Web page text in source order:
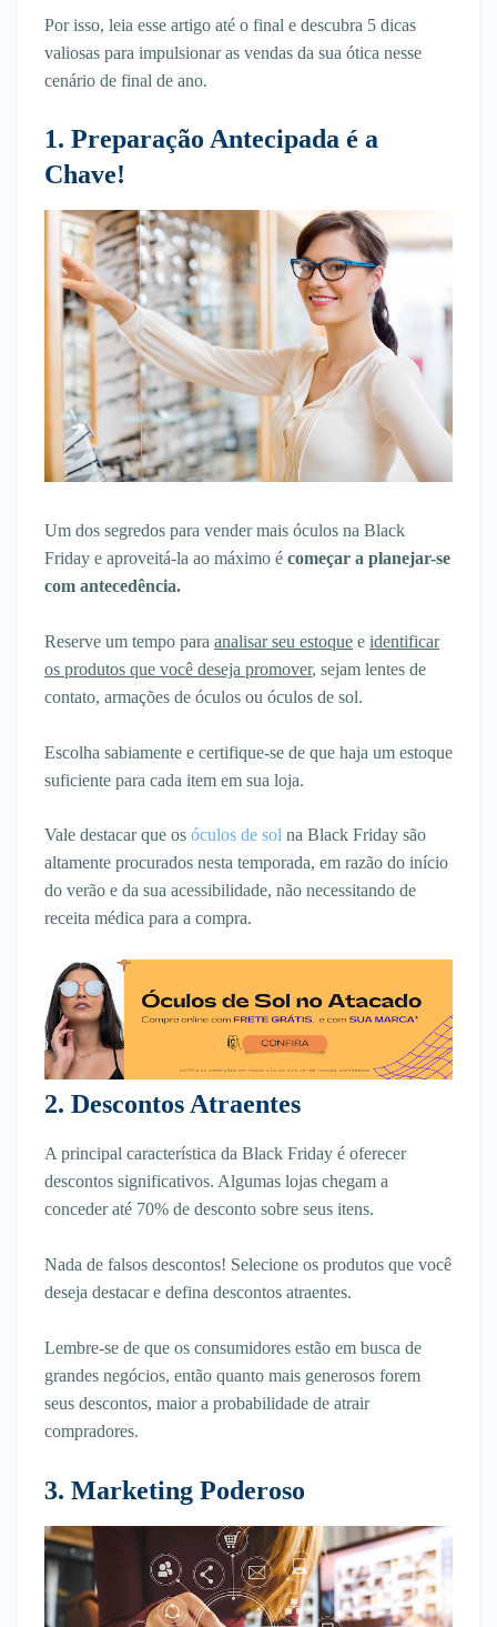
Por isso, leia esse artigo até o final e descubra 5 dicas
valiosas para impulsionar as vendas da sua ótica nesse
cenário de final de ano.
1. Preparação Antecipada é a
Chave!
Um dos segredos para vender mais óculos na Black
Friday e aproveitá-la ao máximo é começar a planejar-se
com antecedência.
Reserve um tempo para analisar seu estoque e identificar
os produtos que você deseja promover, sejam lentes de
contato, armações de óculos ou óculos de sol.
Escolha sabiamente e certifique-se de que haja um estoque
suficiente para cada item em sua loja.
Vale destacar que os óculos de sol na Black Friday são
altamente procurados nesta temporada, em razão do início
do verão e da sua acessibilidade, não necessitando de
receita médica para a compra.
2. Descontos Atraentes
A principal característica da Black Friday é oferecer
descontos significativos. Algumas lojas chegam a
conceder até 70% de desconto sobre seus itens.
Nada de falsos descontos! Selecione os produtos que você
deseja destacar e defina descontos atraentes.
Lembre-se de que os consumidores estão em busca de
grandes negócios, então quanto mais generosos forem
seus descontos, maior a probabilidade de atrair
compradores.
3. Marketing Poderoso